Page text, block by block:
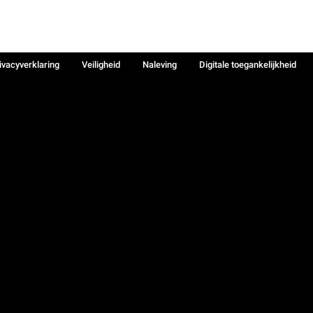
Veiligheid Naleving
Digitale toegankelijkheid